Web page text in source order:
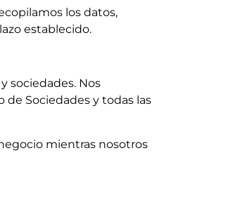
los datos,
establecido.
sociedades. Nos
de Sociedades y todas las
mientras nosotros